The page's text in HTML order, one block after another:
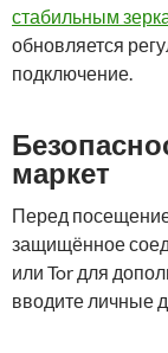
стабильным
обновляется
подключение.
маркет
Перед
защищённое
или Tor для
вводите личные